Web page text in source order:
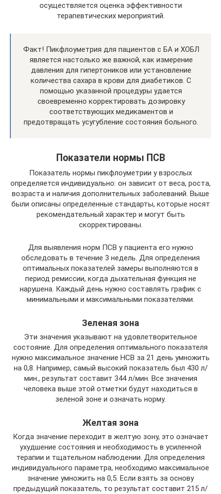
осуществляется оценка эффективности
терапевтических мероприятий.
Факт! Пикфлоуметрия для пациентов с БА и ХОБЛ
является настолько же важной, как измерение
давления для гипертоников или установление
количества сахара в крови для диабетиков. С
помощью указанной процедуры удается
своевременно корректировать дозировку
соответствующих медикаментов и
предотвращать усугубление состояния больного.
Показатели нормы ПСВ
Показатель нормы пикфлоуметрии у взрослых
определяется индивидуально: он зависит от веса, роста,
возраста и наличия дополнительных заболеваний. Выше
были описаны определенные стандарты, которые носят
рекомендательный характер и могут быть
скорректированы.
Для выявления норм ПСВ у пациента его нужно
обследовать в течение 3 недель. Для определения
оптимальных показателей замеры выполняются в
период ремиссии, когда дыхательная функция не
нарушена. Каждый день нужно составлять график с
минимальными и максимальными показателями.
Зеленая зона
Эти значения указывают на удовлетворительное
состояние. Для определения оптимального показателя
нужно максимальное значение НСВ за 21 день умножить
на 0,8. Например, самый высокий показатель был 430 л/
мин., результат составит 344 л/мин. Все значения
человека выше этой отметки будут находиться в
зеленой зоне и означать норму.
Желтая зона
Когда значение переходит в желтую зону, это означает
ухудшение состояния и необходимость в усиленной
терапии и тщательном наблюдении. Для определения
индивидуального параметра, необходимо максимальное
значение умножить на 0,5. Если взять за основу
предыдущий показатель, то результат составит 215 л/